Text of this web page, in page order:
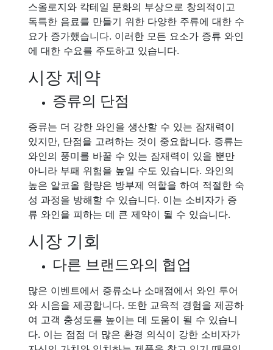
스올로지와 칵테일 문화의 부상으로 창의적이고
독특한 음료를 만들기 위한 다양한 주류에 대한 수
요가 증가했습니다. 이러한 모든 요소가 증류 와인
에 대한 수요를 주도하고 있습니다.
시장 제약
증류의 단점
증류는 더 강한 와인을 생산할 수 있는 잠재력이
있지만, 단점을 고려하는 것이 중요합니다. 증류는
와인의 풍미를 바꿀 수 있는 잠재력이 있을 뿐만
아니라 부패 위험을 높일 수도 있습니다. 와인의
높은 알코올 함량은 방부제 역할을 하여 적절한 숙
성 과정을 방해할 수 있습니다. 이는 소비자가 증
류 와인을 피하는 데 큰 제약이 될 수 있습니다.
시장 기회
다른 브랜드와의 협업
많은 이벤트에서 증류소나 소매점에서 와인 투어
와 시음을 제공합니다. 또한 교육적 경험을 제공하
여 고객 충성도를 높이는 데 도움이 될 수 있습니
다. 이는 점점 더 많은 환경 의식이 강한 소비자가